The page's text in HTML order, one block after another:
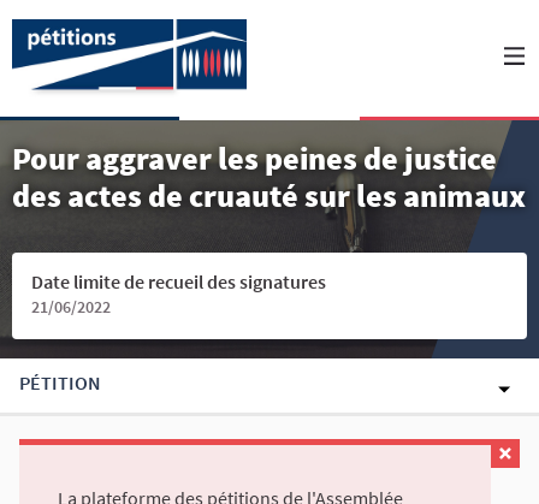
Pour aggraver les peines de justice
des actes de cruauté sur les animaux
Date limite de recueil des signatures
21/06/2022
PÉTITION
La plateforme des pétitions de l'Assemblée